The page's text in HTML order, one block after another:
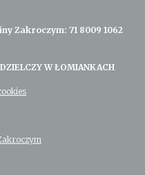
Zakroczym: 71 8009 1062
W ŁOMIANKACH